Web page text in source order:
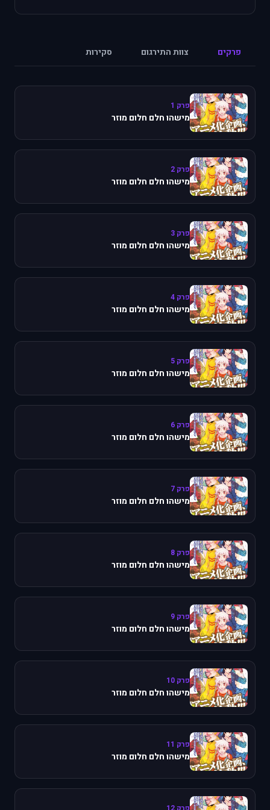
פרקים צוות התירגום סקירות
פרק 1
מישהו חלם חלום מוזר
פרק 2
מישהו חלם חלום מוזר
פרק 3
מישהו חלם חלום מוזר
פרק 4
מישהו חלם חלום מוזר
פרק 5
מישהו חלם חלום מוזר
פרק 6
מישהו חלם חלום מוזר
פרק 7
מישהו חלם חלום מוזר
פרק 8
מישהו חלם חלום מוזר
פרק 9
מישהו חלם חלום מוזר
פרק 10
מישהו חלם חלום מוזר
פרק 11
מישהו חלם חלום מוזר